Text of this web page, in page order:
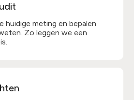
huidige meting en bepalen
Zo leggen we een